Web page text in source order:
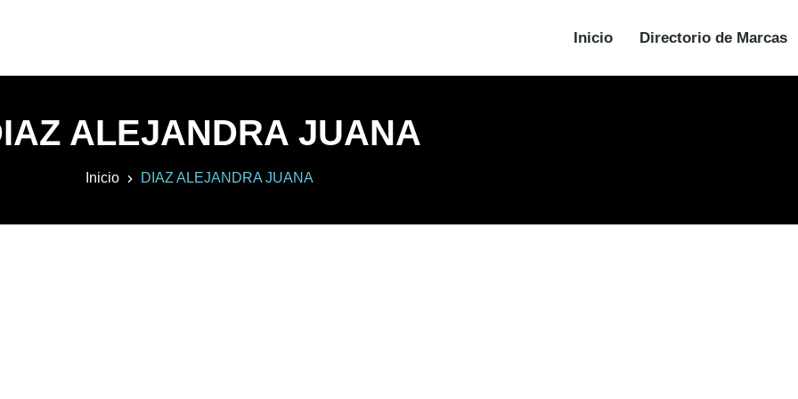
Inicio Directorio de Marcas
ALEJANDRA JUANA
Inicio DIAZ ALEJANDRA JUANA